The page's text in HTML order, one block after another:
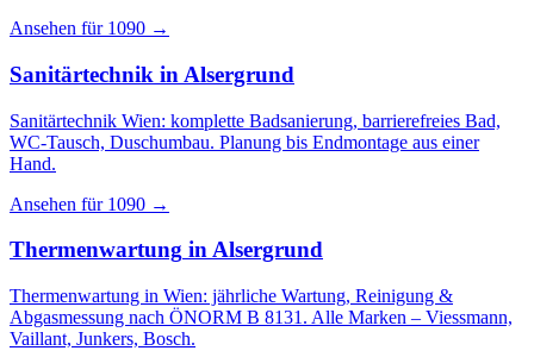
Ansehen für 1090 →
Sanitärtechnik in Alsergrund
Sanitärtechnik Wien: komplette Badsanierung, barrierefreies Bad,
WC-Tausch, Duschumbau. Planung bis Endmontage aus einer
Hand.
Ansehen für 1090 →
Thermenwartung inAlsergrund
Thermenwartung in Wien: jährliche Wartung, Reinigung &
Abgasmessung nach ÖNORM B 8131. Alle Marken – Viessmann,
Vaillant, Junkers, Bosch.